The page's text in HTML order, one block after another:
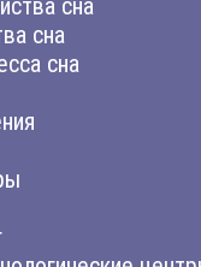
сна
сна